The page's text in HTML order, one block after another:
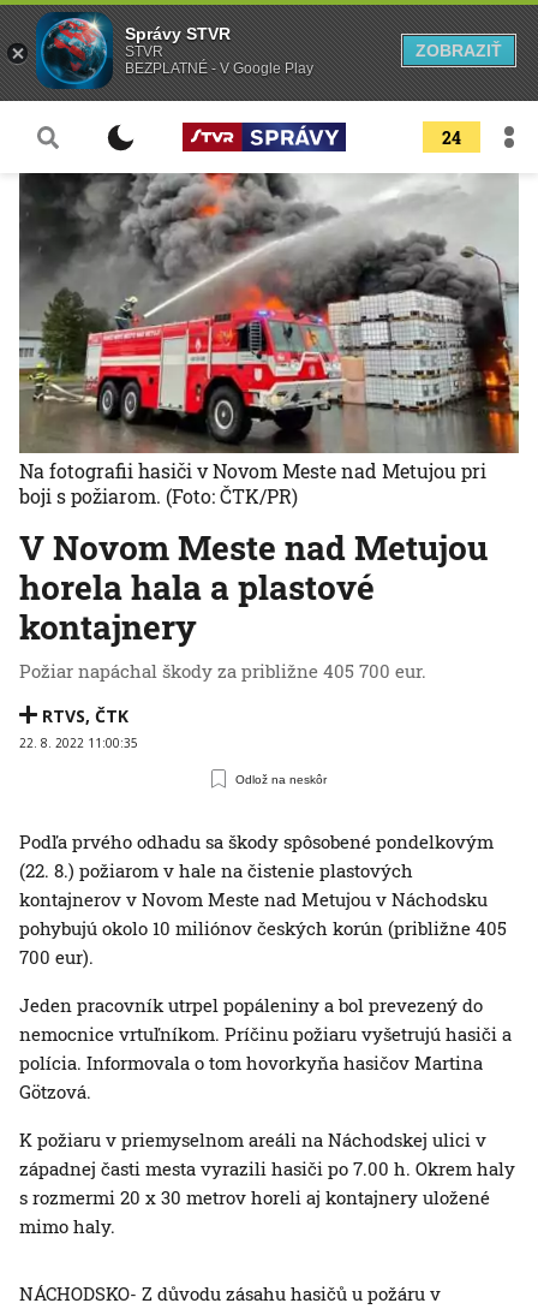
24
V Novom Meste nad Metujou
horela hala a plastové
kontajnery
Požiar napáchal škody za približne 405 700 eur.
RTVS, ČTK
22. 8. 2022 11:00:35
Odlož na neskôr
Na fotografii hasiči v Novom Meste nad Metujou pri
boji s požiarom. (Foto: ČTK/PR)
Podľa prvého odhadu sa škody spôsobené pondelkovým
(22. 8.) požiarom v hale na čistenie plastových
kontajnerov v Novom Meste nad Metujou v Náchodsku
pohybujú okolo 10 miliónov českých korún (približne 405
700 eur).
Jeden pracovník utrpel popáleniny a bol prevezený do
nemocnice vrtuľníkom. Príčinu požiaru vyšetrujú hasiči a
polícia. Informovala o tom hovorkyňa hasičov Martina
Götzová.
K požiaru v priemyselnom areáli na Náchodskej ulici v
západnej časti mesta vyrazili hasiči po 7.00 h. Okrem haly
s rozmermi 20 x 30 metrov horeli aj kontajnery uložené
mimo haly.
NÁCHODSKO- Z důvodu zásahu hasičů u požáru v
Správy STVR
STVR
BEZPLATNÉ - V Google Play
ZOBRAZIŤ